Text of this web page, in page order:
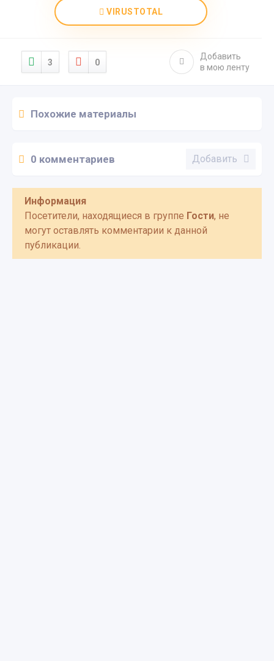
VIRUSTOTAL
3 0
Добавить
в мою ленту
Похожие материалы
0 комментариев Добавить
Информация
Посетители, находящиеся в группе Гости, не
могут оставлять комментарии к данной
публикации.